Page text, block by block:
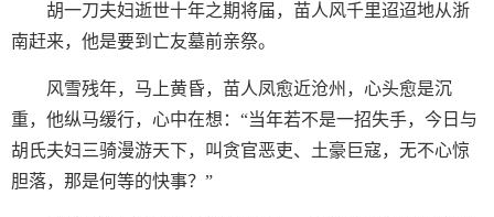
胡一刀夫妇逝世十年之期将届，苗人风千里迢迢地从浙
南赶来，他是要到亡友墓前亲祭。
风雪残年，马上黄昏，苗人凤愈近沧州，心头愈是沉
重，他纵马缓行，心中在想：“当年若不是一招失手，今日与
胡氏夫妇三骑漫游天下，叫贪官恶吏、土豪巨寇，无不心惊
胆落，那是何等的快事？”